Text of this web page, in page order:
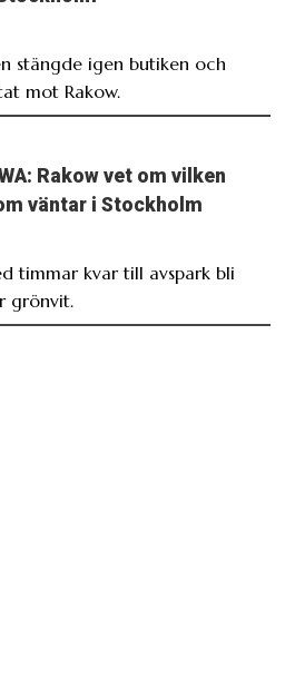
stängde igen butiken och
mot Rakow.
Rakow vet om vilken
väntar i Stockholm
timmar kvar till avspark bli
grönvit.